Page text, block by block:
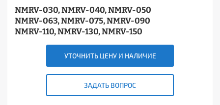
NMRV-030, NMRV-040, NMRV-050
NMRV-063, NMRV-075, NMRV-090
NMRV-110, NMRV-130, NMRV-150
УТОЧНИТЬ ЦЕНУ И НАЛИЧИЕ
ЗАДАТЬ ВОПРОС